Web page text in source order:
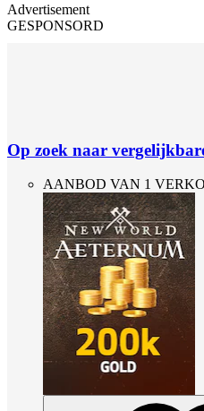
Advertisement
GESPONSORD
Op zoek naar
AANBOD VAN 1